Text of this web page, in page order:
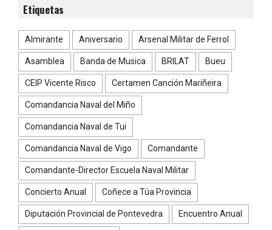
Etiquetas
Almirante Aniversario Arsenal Militar de Ferrol
Asamblea Banda de Musica BRILAT Bueu
CEIP Vicente Risco Certamen Canción Mariñeira
Comandancia Naval del Miño
Comandancia Naval de Tui
Comandancia Naval de Vigo Comandante
Comandante-Director Escuela Naval Militar
Concierto Anual Coñece a Túa Provincia
Diputación Provincial de Pontevedra Encuentro Anual